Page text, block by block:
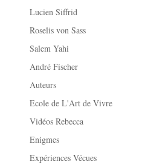
Lucien Siffrid
Roselis von Sass
Salem Yahi
André Fischer
Auteurs
Ecole de L'Art de Vivre
Vidéos Rebecca
Enigmes
Expériences Vécues